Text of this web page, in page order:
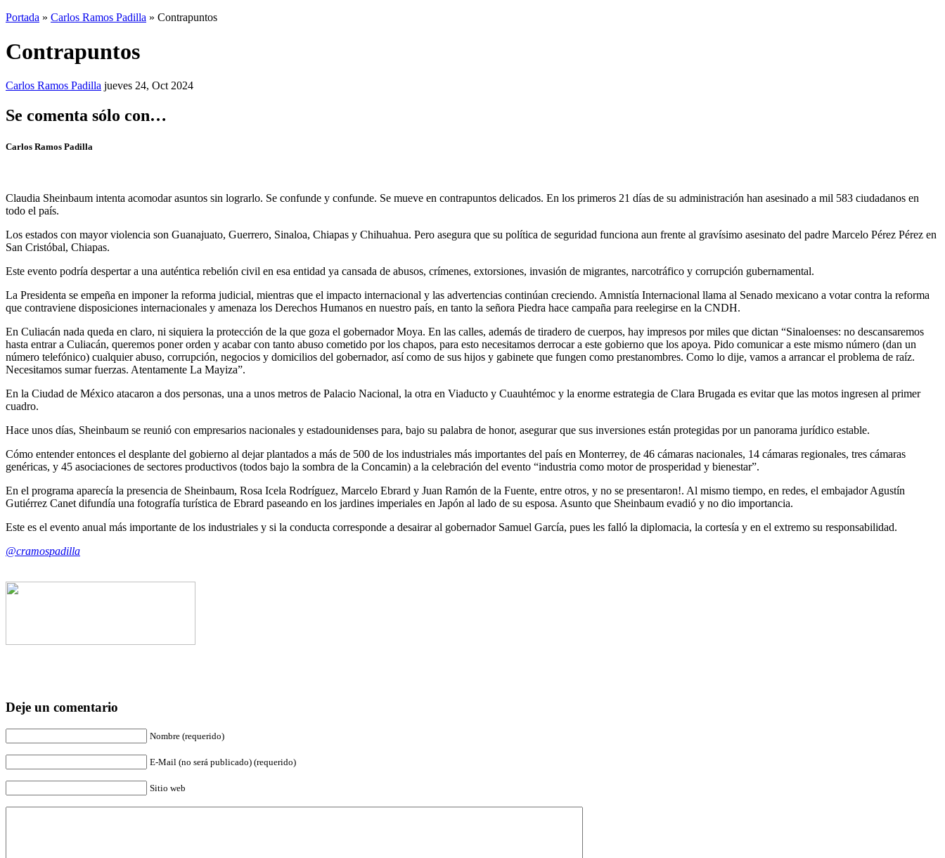
Portada » Carlos Ramos Padilla » Contrapuntos
Contrapuntos
Carlos Ramos Padilla jueves 24, Oct 2024
Se comenta sólo con…
Carlos Ramos Padilla
Claudia Sheinbaum intenta acomodar asuntos sin lograrlo. Se confunde y confunde. Se mueve en contrapuntos delicados. En los primeros 21 días de su administración han asesinado a mil 583 ciudadanos en
todo el país.
Los estados con mayor violencia son Guanajuato, Guerrero, Sinaloa, Chiapas y Chihuahua. Pero asegura que su política de seguridad funciona aun frente al gravísimo asesinato del padre Marcelo Pérez Pérez en
San Cristóbal, Chiapas.
Este evento podría despertar a una auténtica rebelión civil en esa entidad ya cansada de abusos, crímenes, extorsiones, invasión de migrantes, narcotráfico y corrupción gubernamental.
La Presidenta se empeña en imponer la reforma judicial, mientras que el impacto internacional y las advertencias continúan creciendo. Amnistía Internacional llama al Senado mexicano a votar contra la reforma
que contraviene disposiciones internacionales y amenaza los Derechos Humanos en nuestro país, en tanto la señora Piedra hace campaña para reelegirse en la CNDH.
En Culiacán nada queda en claro, ni siquiera la protección de la que goza el gobernador Moya. En las calles, además de tiradero de cuerpos, hay impresos por miles que dictan “Sinaloenses: no descansaremos
hasta entrar a Culiacán, queremos poner orden y acabar con tanto abuso cometido por los chapos, para esto necesitamos derrocar a este gobierno que los apoya. Pido comunicar a este mismo número (dan un
número telefónico) cualquier abuso, corrupción, negocios y domicilios del gobernador, así como de sus hijos y gabinete que fungen como prestanombres. Como lo dije, vamos a arrancar el problema de raíz.
Necesitamos sumar fuerzas. Atentamente La Mayiza”.
En la Ciudad de México atacaron a dos personas, una a unos metros de Palacio Nacional, la otra en Viaducto y Cuauhtémoc y la enorme estrategia de Clara Brugada es evitar que las motos ingresen al primer
cuadro.
Hace unos días, Sheinbaum se reunió con empresarios nacionales y estadounidenses para, bajo su palabra de honor, asegurar que sus inversiones están protegidas por un panorama jurídico estable.
Cómo entender entonces el desplante del gobierno al dejar plantados a más de 500 de los industriales más importantes del país en Monterrey, de 46 cámaras nacionales, 14 cámaras regionales, tres cámaras
genéricas, y 45 asociaciones de sectores productivos (todos bajo la sombra de la Concamin) a la celebración del evento “industria como motor de prosperidad y bienestar”.
En el programa aparecía la presencia de Sheinbaum, Rosa Icela Rodríguez, Marcelo Ebrard y Juan Ramón de la Fuente, entre otros, y no se presentaron!. Al mismo tiempo, en redes, el embajador Agustín
Gutiérrez Canet difundía una fotografía turística de Ebrard paseando en los jardines imperiales en Japón al lado de su esposa. Asunto que Sheinbaum evadió y no dio importancia.
Este es el evento anual más importante de los industriales y si la conducta corresponde a desairar al gobernador Samuel García, pues les falló la diplomacia, la cortesía y en el extremo su responsabilidad.
@cramospadilla
Deje un comentario
Nombre (requerido)
E-Mail (no será publicado) (requerido)
Sitio web